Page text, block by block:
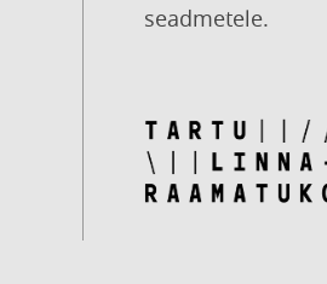
seadmetele.